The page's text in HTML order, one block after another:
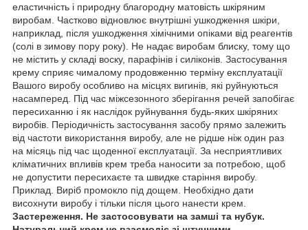
еластичність і природну благородну матовість шкіряним
виробам. Частково відновлює внутрішні ушкодження шкіри,
наприклад, після ушкодження хімічними опіками від реагентів
(солі в зимову пору року). Не надає виробам блиску, тому що
не містить у складі воску, парафінів і силіконів. Застосування
крему сприяє чималому продовженню терміну експлуатації
Вашого виробу особливо на місцях вигинів, які руйнуються
насамперед. Під час міжсезонного зберігання речей запобігає
пересиханню і як наслідок руйнування будь-яких шкіряних
виробів. Періодичність застосування засобу прямо залежить
від частоти використання виробу, але не рідше ніж один раз
на місяць під час щоденної експлуатації. За несприятливих
кліматичних впливів крем треба наносити за потребою, щоб
не допустити пересихаєте та швидке старіння виробу.
Приклад. Виріб промокло під дощем. Необхідно дати
висохнути виробу і тільки після цього нанести крем.
Застереження. Не застосовувати на замші та нубук.